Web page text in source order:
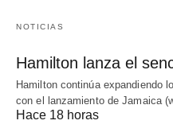
NOTICIAS
Hamilton lanza el
Hamilton continúa expandiendo
con el lanzamiento de Jamaica
Hace 18 horas